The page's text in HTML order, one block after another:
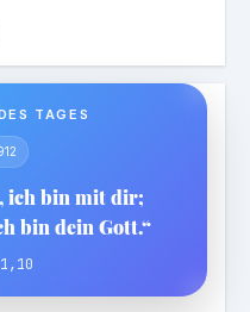
TAGES
ich bin mit dir;
bin dein Gott.“